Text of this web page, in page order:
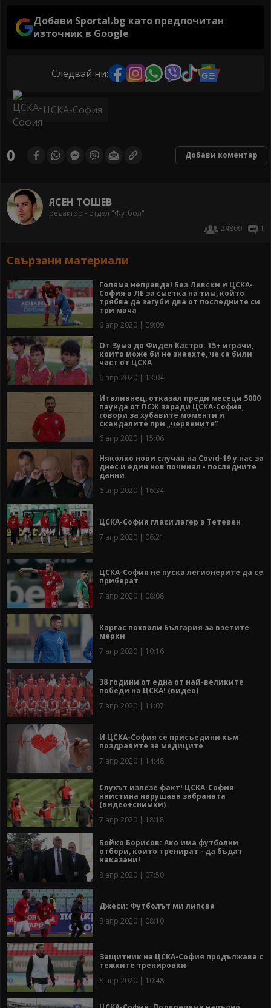
Добави Sportal.bg като предпочитан
източник в Google
Следвай ни:
ЦСКА-София
0 Добави коментар
ЯСЕН ТОШЕВ
редактор - отдел "Футбол"
24809
1
Свързани материали
Голяма неправда! Без Левски и ЦСКА-
София в ЛЕ за сметка на тим, който
трябва да загуби два от последните си
три мача
6 апр 2020 | 09:09
От Зума до Фидел Кастро: 15+ играчи,
които може би не знаехте, че са били
част от ЦСКА
6 апр 2020 | 13:04
Италианец, отказал преди месеци 5000
паунда от ПСЖ заради ЦСКА-София,
говори за хубавите моменти и
скандалите при „червените”
6 апр 2020 | 15:06
Няколко нови случая на Covid-19 у нас за
днес и един нов починал - последните
данни
6 апр 2020 | 16:34
ЦСКА-София гласи лагер в Тетевен
7 апр 2020 | 06:21
ЦСКА-София не пуска легионерите да се
приберат
7 апр 2020 | 08:08
Каргас похвали България за взетите
мерки
7 апр 2020 | 10:16
38 години от една от най-великите
победи на ЦСКА! (видео)
7 апр 2020 | 11:07
И ЦСКА-София се присъедини към
поздравите за медиците
7 апр 2020 | 14:48
Слухът излезе факт! ЦСКА-София
наистина нарушава забраната
(видео+снимки)
7 апр 2020 | 18:18
Бойко Борисов: Ако има футболни
отбори, които тренират - да бъдат
наказани!
8 апр 2020 | 07:50
Джеси: Футболът ми липсва
8 апр 2020 | 08:10
Защитник на ЦСКА-София продължава с
тежките тренировки
8 апр 2020 | 10:48